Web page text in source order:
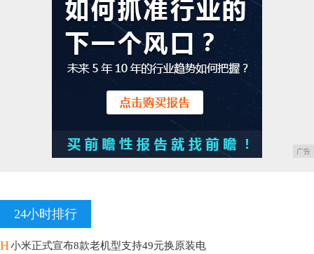
广告
24小时排行
H小米正式宣布8款老机型支持49元换原装电